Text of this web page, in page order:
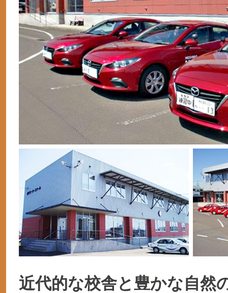
近代的な校舎と豊かな自然